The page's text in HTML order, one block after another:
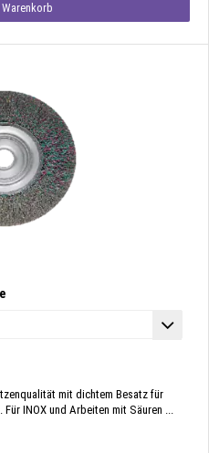
mit dichtem Besatz für
INOX und Arbeiten mit Säuren ...